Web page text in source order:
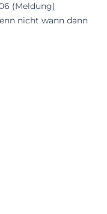
(Meldung)
nicht wann dann